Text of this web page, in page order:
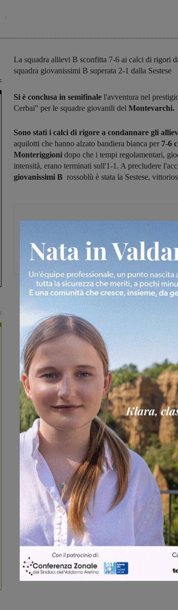
La squadra allievi B sconfitta 7-6 ai calci di rigori
squadra giovanissimi B superata 2-1 dalla Sestese
Si è conclusa in semifinale l'avventura nel
Cerbai" per le squadre giovanili del Montevarchi.
Sono stati i calci di rigore a condannare gli
aquilotti che hanno alzato bandiera bianca per 7-6
Monteriggioni dopo che i tempi regolamentari,
intensità, erano terminati sull'1-1. A precludere
giovanissimi B rossoblù è stata la Sestese,
Michele Bossini
Share